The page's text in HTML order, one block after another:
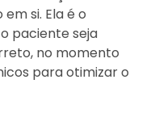
si. Ela é o
paciente seja
no momento
para otimizar o